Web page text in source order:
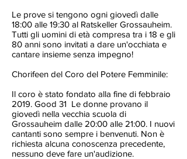
Le prove si tengono ogni giovedì dalle
18:00 alle 19:30 al Ratskeller Grossauheim.
Tutti gli uomini di età compresa tra i 18 e gli
80 anni sono invitati a dare un'occhiata e
cantare insieme senza impegno!
Chorifeen del Coro del Potere Femminile:
Il coro è stato fondato alla fine di febbraio
2019. Good 31 Le donne provano il
giovedì nella vecchia scuola di
Grossauheim dalle 20:00 alle 21:00. I nuovi
cantanti sono sempre i benvenuti. Non è
richiesta alcuna conoscenza precedente,
nessuno deve fare un'audizione.